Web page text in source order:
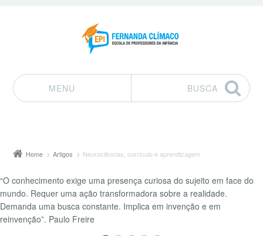
MENU
BUSCA
Home Artigos Neurociências, currículo e aprendizagem
“O conhecimento exige uma presença curiosa do sujeito em face do
mundo. Requer uma ação transformadora sobre a realidade.
Demanda uma busca constante. Implica em invenção e em
reinvenção”. Paulo Freire